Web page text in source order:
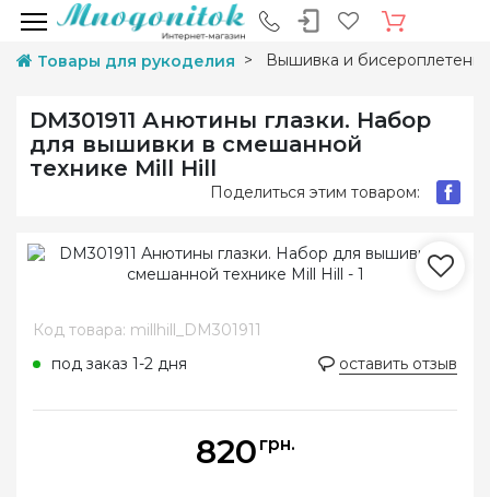
Товары для рукоделия Вышивка и
DM301911 Анютины глазки. Набор
для вышивки в смешанной
технике Mill Hill
Поделиться этим товаром:
Код товара: millhill_DM301911
под заказ 1-2 дня
оставить отзыв
820 грн.